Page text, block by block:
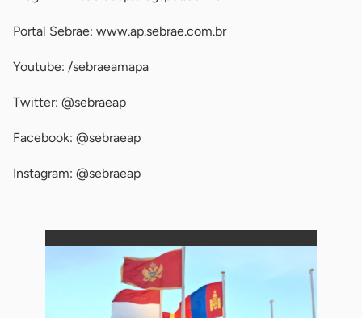
Portal Sebrae: www.ap.sebrae.com.br
Youtube: /sebraeamapa
Twitter: @sebraeap
Facebook: @sebraeap
Instagram: @sebraeap